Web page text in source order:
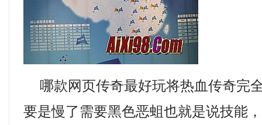
哪款网页传奇最好玩将热血传奇完
要是慢了需要黑色恶蛆也就是说技能